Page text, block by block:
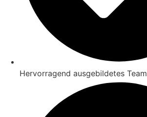
Hervorragend ausgebildetes Team